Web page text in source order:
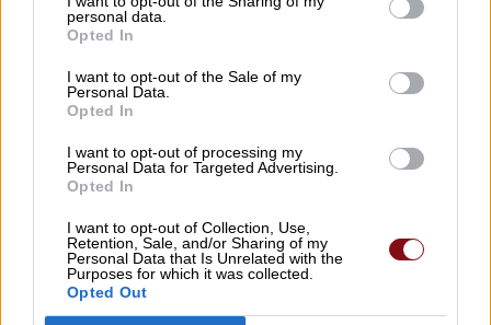
personal data.
Opted In
I want to opt-out of the Sale of my
Personal Data.
Opted In
I want to opt-out of processing my
Personal Data for Targeted Advertising.
Opted In
I want to opt-out of Collection, Use,
Retention, Sale, and/or Sharing of my
Personal Data that Is Unrelated with the
Purposes for which it was collected.
Opted Out
Facebook X
▌ΤΑ ΠΙΟ ΔΗΜΟΦΙΛΗ